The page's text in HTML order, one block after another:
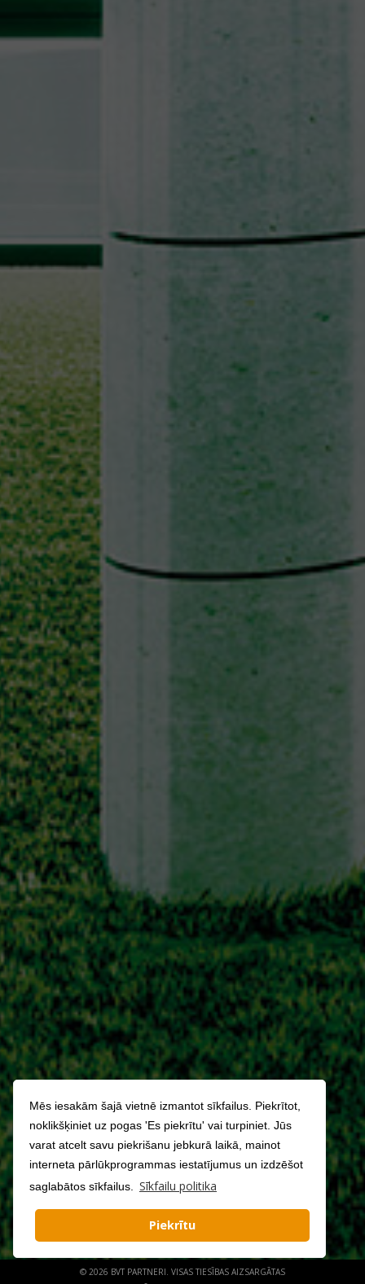
© 2026 BVT PARTNERI. VISAS TIESĪBAS AIZSARGĀTAS
Mēs iesakām šajā vietnē izmantot sīkfailus. Piekrītot,
noklikšķiniet uz pogas 'Es piekrītu' vai turpiniet. Jūs
varat atcelt savu piekrišanu jebkurā laikā, mainot
interneta pārlūkprogrammas iestatījumus un izdzēšot
saglabātos sīkfailus.
Sīkfailu politika
Piekrītu